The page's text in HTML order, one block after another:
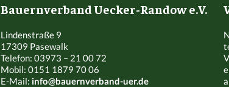
Bauernverband Uecker-Randow e.V.
Lindenstraße 9
17309 Pasewalk
Telefon: 03973 – 21 00 72
Mobil: 0151 1879 70 06
E-Mail: info@bauernverband-uer.de